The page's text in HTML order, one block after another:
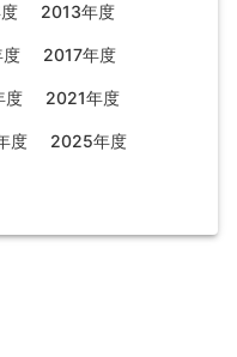
2013年度
2017年度
度 2021年度
度 2025年度